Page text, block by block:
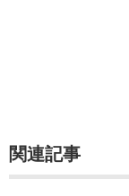
関連記事